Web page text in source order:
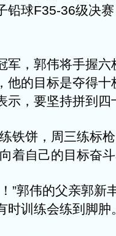
铅球F35-36级决
，郭伟将手握六
他的目标是夺得十
示，要坚持拼到四
饼，周三练标枪
着自己的目标奋
郭伟的父亲郭新
时训练会练到脚肿